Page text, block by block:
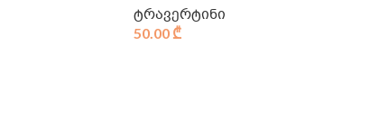
ტრავერტინი
50.00 ₾